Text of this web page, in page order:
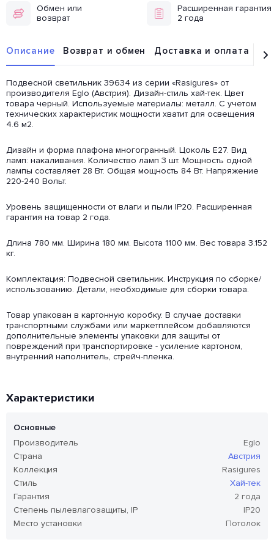
Обмен или
возврат
Расширенная гарантия
2 года
Описание Возврат и обмен Доставка и оплата
Подвесной светильник 39634 из серии «Rasigures» от
производителя Eglo (Австрия). Дизайн-стиль хай-тек. Цвет
товара черный. Используемые материалы: металл. С учетом
технических характеристик мощности хватит для освещения
4.6 м2.
Дизайн и форма плафона многогранный. Цоколь E27. Вид
ламп: накаливания. Количество ламп 3 шт. Мощность одной
лампы составляет 28 Вт. Общая мощность 84 Вт. Напряжение
220-240 Вольт.
Уровень защищенности от влаги и пыли IP20. Расширенная
гарантия на товар 2 года.
Длина 780 мм. Ширина 180 мм. Высота 1100 мм. Вес товара 3.152
кг.
Комплектация: Подвесной светильник. Инструкция по сборке/
использованию. Детали, необходимые для сборки товара.
Товар упакован в картонную коробку. В случае доставки
транспортными службами или маркетплейсом добавляются
дополнительные элементы упаковки для защиты от
повреждений при транспортировке - усиление картоном,
внутренний наполнитель, стрейч-пленка.
Характеристики
Основные
Производитель
Eglo
Страна
Австрия
Коллекция
Rasigures
Стиль
Хай-тек
Гарантия
2 года
Степень пылевлагозащиты, IP
IP20
Место установки
Потолок